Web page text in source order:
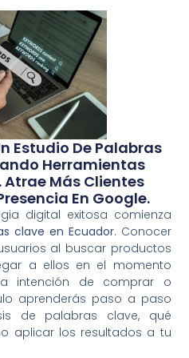
Estudio De Palabras
Herramientas
Atrae Más Clientes
En Google.
digital exitosa comienza
clave en Ecuador. Conocer
al buscar productos
a ellos en el momento
intención de comprar o
aprenderás paso a paso
de palabras clave, qué
aplicar los resultados a tu